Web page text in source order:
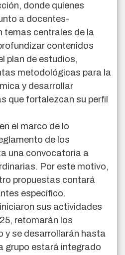
donde quienes
a docentes-
temas centrales de la
contenidos
plan de estudios,
metodológicas para la
y desarrollar
que fortalezcan su perfil
el marco de lo
de los
una convocatoria a
Por este motivo,
propuestas contará
específico.
sus actividades
retomarán los
y se desarrollarán hasta
grupo estará integrado